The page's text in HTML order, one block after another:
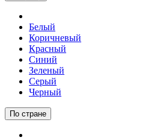
Белый
Коричневый
Красный
Синий
Зеленый
Серый
Черный
По стране